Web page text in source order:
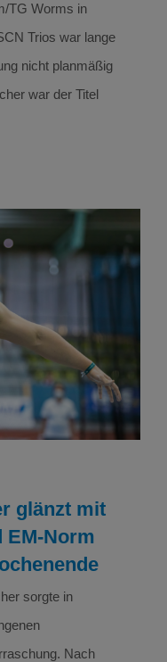
TG Worms in
Trios war lange
nicht planmäßig
war der Titel
mit 10,74
Leichtathletik
Ergebnisse
glänzt mit
EM-Norm
sorgte in
Nach